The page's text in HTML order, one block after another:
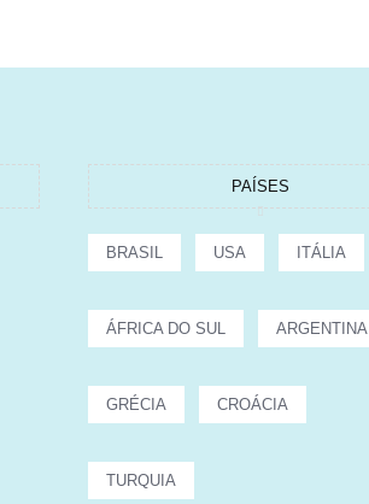
PAÍSES
BRASIL USA ITÁLIA
ÁFRICA DO SUL ARGENTINA
GRÉCIA CROÁCIA
TURQUIA